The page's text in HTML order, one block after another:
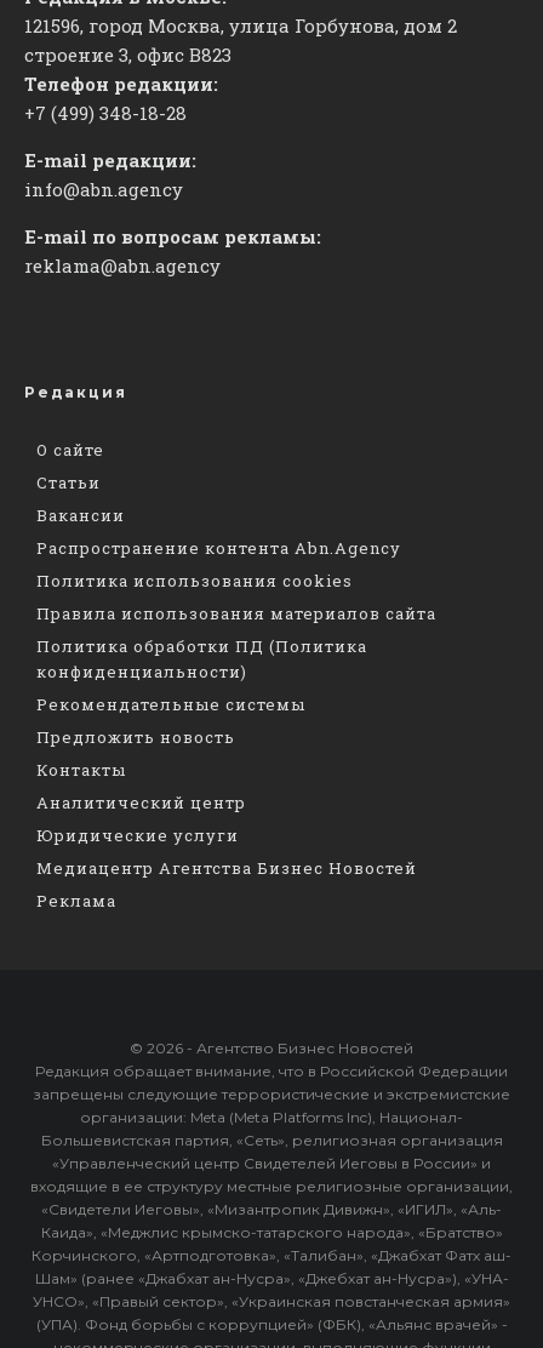
121596, город Москва, улица Горбунова, дом 2
строение 3, офис ​В823
Телефон редакции:
+7 (499) 348-18-28
E-mail редакции:
info@abn.agency
E-mail по вопросам рекламы:
reklama@abn.agency
Редакция
О сайте
Статьи
Вакансии
Распространение контента Abn.Agency
Политика использования cookies
Правила использования материалов сайта
Политика обработки ПД (Политика
конфиденциальности)
Рекомендательные системы
Предложить новость
Контакты
Аналитический центр
Юридические услуги
Медиацентр Агентства Бизнес Новостей
Реклама
© 2026 - Агентство Бизнес Новостей
Редакция обращает внимание, что в Российской Федерации
запрещены следующие террористические и экстремистские
организации: Meta (Meta Platforms Inc), Национал-
Большевистская партия, «Сеть», религиозная организация
«Управленческий центр Свидетелей Иеговы в России» и
входящие в ее структуру местные религиозные организации,
«Свидетели Иеговы», «Мизантропик Дивижн», «ИГИЛ», «Аль-
Каида», «Меджлис крымско-татарского народа», «Братство»
Корчинского, «Артподготовка», «Талибан», «Джабхат Фатх аш-
Шам» (ранее «Джабхат ан-Нусра», «Джебхат ан-Нусра»), «УНА-
УНСО», «Правый сектор», «Украинская повстанческая армия»
(УПА). Фонд борьбы с коррупцией» (ФБК), «Альянс врачей» -